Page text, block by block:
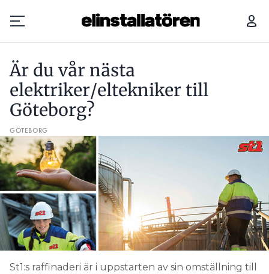
Prenumerera
Hantera prenumeration
Lediga jobb
Annonsera
Läs E-tidningen
Om tidningen
Kontakt
Personuppgifter
Är du vår nästa
elektriker/eltekniker till
Göteborg?
GÖTEBORG
St1:s raffinaderi är i uppstarten av sin omställning till